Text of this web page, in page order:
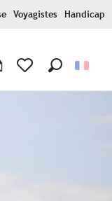
Voyagistes Handicap